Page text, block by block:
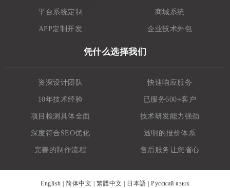
平台系统定制 商城系统
APP定制开发 企业技术外包
凭什么选择我们
资深设计团队 快速响应服务
10年技术经验 已服务600+客户
项目检测具体全面 技术研发能力强劲
深度符合SEO优化 透明的报价体系
完善的制作流程 售后服务让您省心
English 简体中文 繁體中文 日本語 Русский язык